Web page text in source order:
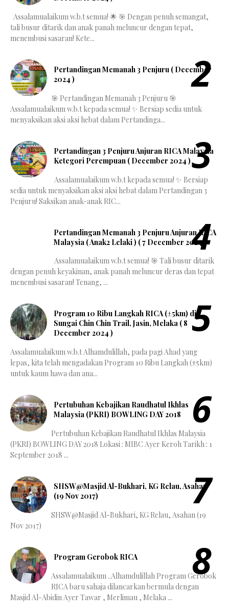
Assalamualaikum w.b.t semua! 🌟 🎯 Dengan penuh semangat,
tali busur ditarik dan anak panah meluncur dengan tepat,
menembusi sasaran! Kete...
Pertandingan Memanah 3 Penjuru ( December
2024 )
🎯 Pertandingan Memanah 3 Penjuru 🎯
Assalamualaikum w.b.t kepada semua! ✨ Bersiap sedia untuk
menyaksikan aksi aksi hebat dalam Pertandinga...
Pertandingan 3 Penjuru Anjuran RICA Malaysia
Ketegori Perempuan ( December 2024 )
Assalamualaikum w.b.t kepada semua! ✨ Bersiap
sedia untuk menyaksikan aksi aksi hebat dalam Pertandingan 3
Penjuru! Saksikan anak-anak RIC...
Pertandingan Memanah 3 Penjuru Anjuran RICA
Malaysia ( Anak2 Lelaki ) ( 7 December 2024 )
Assalamualaikum w.b.t semua! 🎯 Tali busur ditarik
dengan penuh keyakinan, anak panah meluncur deras dan tepat
menembusi sasaran! Tenang, ...
Program 10 Ribu Langkah RICA (±5km) di
Sungai Chin Chin Trail, Jasin, Melaka ( 8
December 2024 )
Assalamualaikum w.b.t Alhamdulillah, pada pagi Ahad yang
lepas, kita telah mengadakan Program 10 Ribu Langkah (±5km)
untuk kaum hawa dan ana...
Pertubuhan Kebajikan Raudhatul Ikhlas
Malaysia (PKRI) BOWLING DAY 2018
Pertubuhan Kebajikan Raudhatul Ikhlas Malaysia
(PKRI) BOWLING DAY 2018 Lokasi : MIBC Ayer Keroh Tarikh : 1
September 2018 ...
SHSW@Masjid Al-Bukhari, KG Relau, Asahan
(19 Nov 2017)
SHSW@Masjid Al-Bukhari, KG Relau, Asahan (19
Nov 2017)
Program Gerobok RICA
Assalamualaikum ..Alhamdulillah Program Gerobok
RICA baru sahaja dilancarkan bermula dengan
Masjid Al-Abidin Ayer Tawar , Merlimau , Melaka ...